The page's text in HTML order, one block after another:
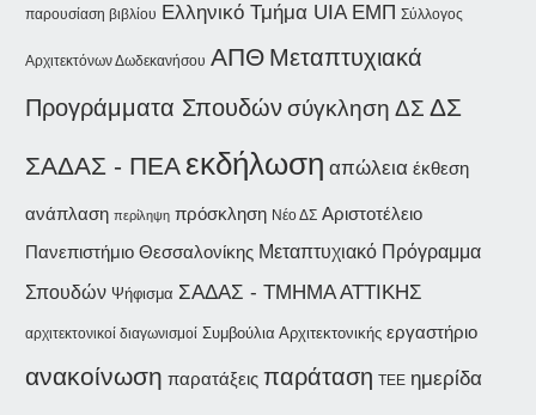
παρουσίαση βιβλίου Ελληνικό Τμήμα UIA ΕΜΠ Σύλλογος
Αρχιτεκτόνων Δωδεκανήσου ΑΠΘ Μεταπτυχιακά
Προγράμματα Σπουδών σύγκληση ΔΣ ΔΣ
ΣΑΔΑΣ - ΠΕΑ εκδήλωση απώλεια έκθεση
ανάπλαση περίληψη πρόσκληση Νέο ΔΣ Αριστοτέλειο
Πανεπιστήμιο Θεσσαλονίκης Μεταπτυχιακό Πρόγραμμα
Σπουδών Ψήφισμα ΣΑΔΑΣ - ΤΜΗΜΑ ΑΤΤΙΚΗΣ
αρχιτεκτονικοί διαγωνισμοί Συμβούλια Αρχιτεκτονικής εργαστήριο
ανακοίνωση παρατάξεις παράταση ΤΕΕ ημερίδα